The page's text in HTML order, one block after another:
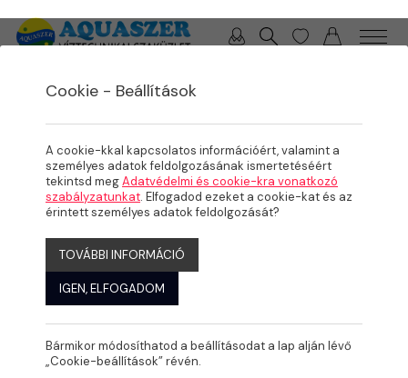
Cookie - Beállítások
A cookie-kkal kapcsolatos információért, valamint a
személyes adatok feldolgozásának ismertetéséért
tekintsd megAdatvédelmi és cookie-kra vonatkozó
szabályzatunkat. Elfogadod ezeket a cookie-kat és az
érintett személyes adatok feldolgozását?
TOVÁBBI INFORMÁCIÓ
IGEN, ELFOGADOM
Bármikor módosíthatod a beállításodat a lap alján lévő
„Cookie-beállítások” révén.